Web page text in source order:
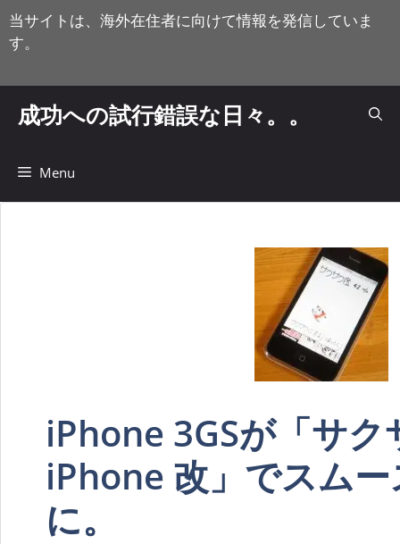
コ
ン
テ
当サイトは、海外在住者に向けて情報を発信していま
す。
成功への試行錯誤な日々。。
Menu
iPhone 3GSが「サ
iPhone 改」でスム
に。